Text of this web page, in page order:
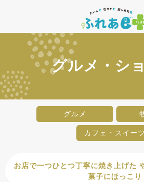
グルメ・シ
グルメ
カフェ・スイーツ
お店で一つひとつ丁寧に焼き上げた
菓子にほっこり